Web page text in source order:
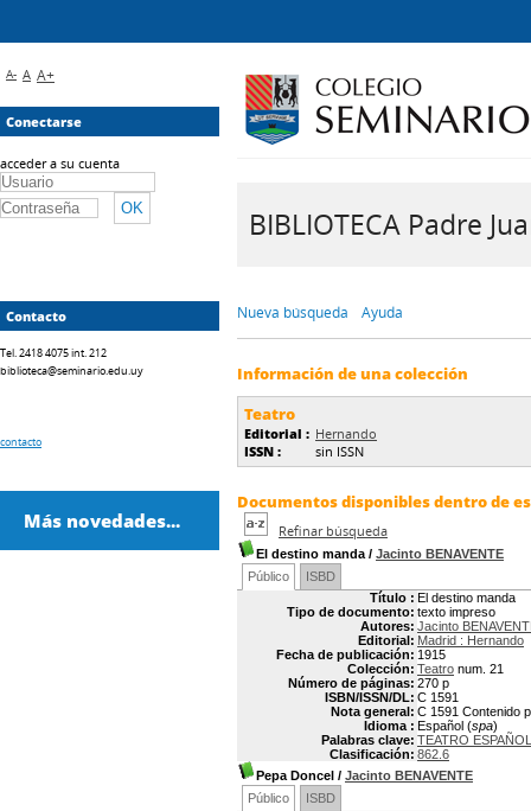
BIBLIOTECA Padre
Nueva búsqueda Ayuda
Información de una colección
Teatro
Editorial : Hernando
ISSN :
sin ISSN
Documentos disponibles dentro de
Refinar búsqueda
El destino manda / Jacinto BENAVENTE
Público
ISBD
Título : El destino manda
Tipo de documento: texto impreso
Autores: Jacinto
Editorial: Madrid : Hernando
Fecha de publicación: 1915
Colección: Teatro num. 21
Número de páginas: 270 p
ISBN/ISSN/DL: C 1591
Nota general: C 1591 Contenido
Idioma : Español (spa)
Palabras clave: TEATRO
Clasificación: 862.6
Pepa Doncel / Jacinto BENAVENTE
Público
ISBD
A- A A+
Conectarse
acceder a su cuenta
Contacto
Tel. 2418 4075 int. 212
biblioteca@seminario.edu.uy
contacto
Más novedades...